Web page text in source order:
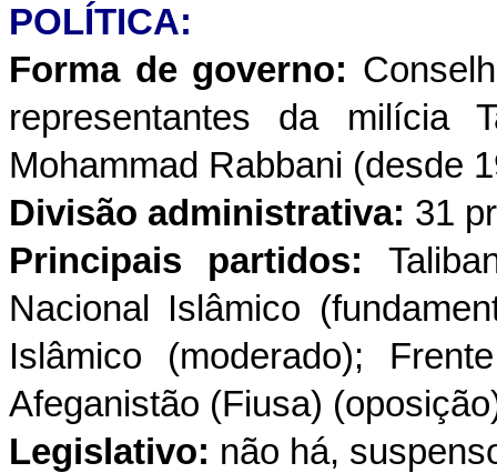
POLÍTICA:
Forma de governo:
representantes da milícia
Mohammad Rabbani (desde
Divisão administrativa: 31
Principais partidos:
Nacional Islâmico
Islâmico (moderado);
Afeganistão (Fiusa)
Legislativo: não há,